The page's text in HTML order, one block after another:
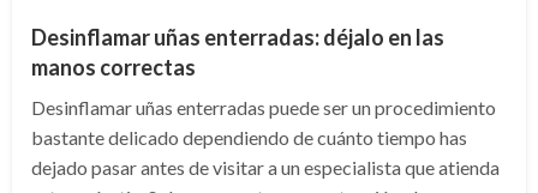
Desinflamar uñas enterradas: déjalo en las
manos correctas
Desinflamar uñas enterradas puede ser un procedimiento
bastante delicado dependiendo de cuánto tiempo has
dejado pasar antes de visitar a un especialista que atienda